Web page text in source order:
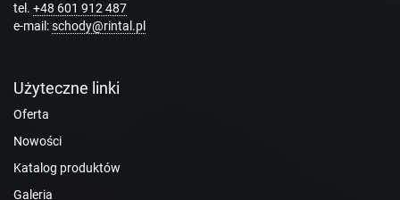
tel. +48 601 912 487
e-mail:schody@rintal.pl
Użyteczne linki
Oferta
Nowości
Katalog produktów
Galeria